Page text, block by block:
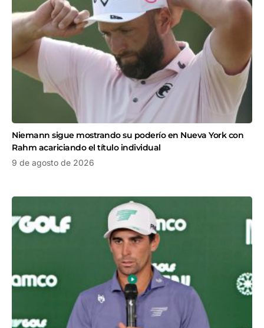
Niemann sigue mostrando su poderío en Nueva York con
Rahm acariciando el título individual
9 de agosto de 2026